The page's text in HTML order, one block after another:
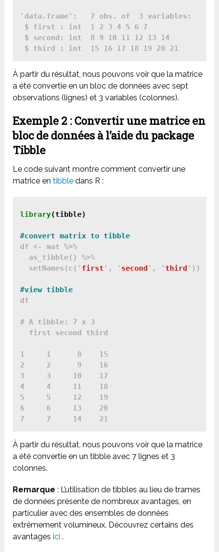
'data.frame':	7 obs. of  3 variables:
$ first : int  1 2 3 4 5 6 7
$ second: int  8 9 10 11 12 13 14
$ third : int  15 16 17 18 19 20 21
À partir du résultat, nous pouvons voir que la matrice
a été convertie en un bloc de données avec sept
observations (lignes) et 3 variables (colonnes).
Exemple 2 : Convertir une matrice en
bloc de données à l’aide du package
Tibble
Le code suivant montre comment convertir une
matrice entibble dans R :
library(tibble)
df <- mat %>%
  as_tibble() %>%
  setNames(c('
first ', ' second ', 'third '))
df
# A tibble: 7 x 3
  first second third
1     1      8    15
2     2      9    16
3     3     10    17
4     4     11    18
5     5     12    19
6     6     13    20
À partir du résultat, nous pouvons voir que la matrice
a été convertie en un tibble avec 7 lignes et 3
colonnes.
Remarque : L’utilisation de tibbles au lieu de trames
de données présente de nombreux avantages, en
particulier avec des ensembles de données
extrêmement volumineux. Découvrez certains des
avantagesici .